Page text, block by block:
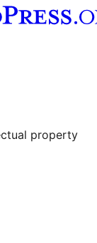
property